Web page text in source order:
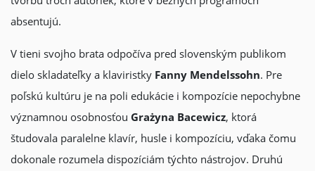
absentujú.
V tieni svojho brata odpočíva pred slovenským publikom
dielo skladateľky a klaviristky Fanny Mendelssohn. Pre
poľskú kultúru je na poli edukácie i kompozície nepochybne
významnou osobnosťou Grażyna Bacewicz, ktorá
študovala paralelne klavír, husle i kompozíciu, vďaka čomu
dokonale rozumela dispozíciám týchto nástrojov. Druhú